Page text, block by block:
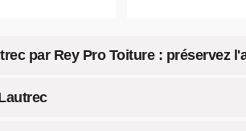
par Rey Pro Toiture : préservez